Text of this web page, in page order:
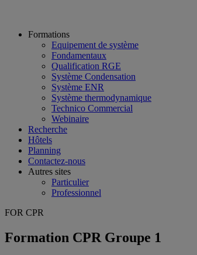
Formations
Equipement de système
Fondamentaux
Qualification RGE
Système Condensation
Système ENR
Système thermodynamique
Technico Commercial
Webinaire
Recherche
Hôtels
Planning
Contactez-nous
Autres sites
Particulier
Professionnel
FOR CPR
Formation CPR Groupe 1